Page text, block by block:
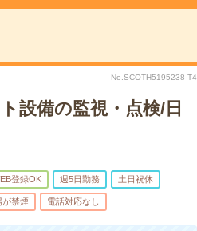
No.SCOTH5195238-T4
設備の監視・点検/日
登録OK 週5日勤務 土日祝休
が禁煙 電話対応なし